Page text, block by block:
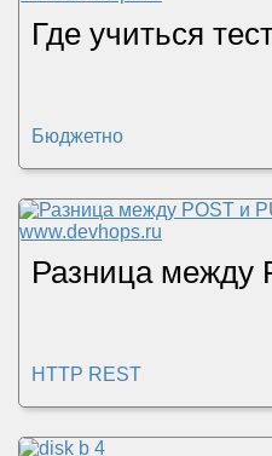
Где учиться
Бюджетно
Разница между
HTTP REST